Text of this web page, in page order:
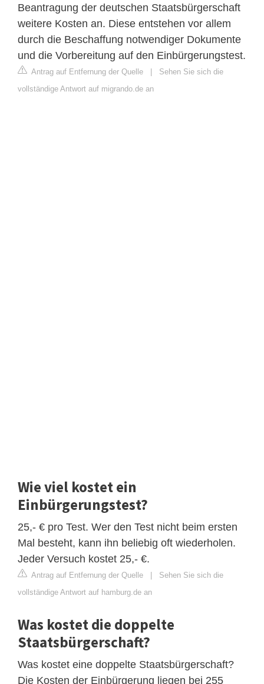
Beantragung der deutschen Staatsbürgerschaft
weitere Kosten an. Diese entstehen vor allem
durch die Beschaffung notwendiger Dokumente
und die Vorbereitung auf den Einbürgerungstest.
Antrag auf Entfernung der Quelle | Sehen Sie sich die
vollständige Antwort auf migrando.de an
Wie viel kostet ein
Einbürgerungstest?
25,- € pro Test. Wer den Test nicht beim ersten
Mal besteht, kann ihn beliebig oft wiederholen.
Jeder Versuch kostet 25,- €.
Antrag auf Entfernung der Quelle | Sehen Sie sich die
vollständige Antwort auf hamburg.de an
Was kostet die doppelte
Staatsbürgerschaft?
Was kostet eine doppelte Staatsbürgerschaft?
Die Kosten der Einbürgerung liegen bei 255